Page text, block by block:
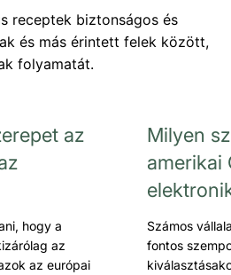
receptek biztonságos és
és más érintett felek között,
folyamatát.
az
hogy a
az
az európai
Milyen
amerikai
Számos
fontos